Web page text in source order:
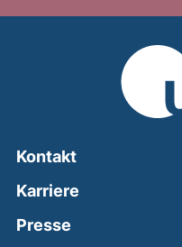
Kontakt
Karriere
Presse